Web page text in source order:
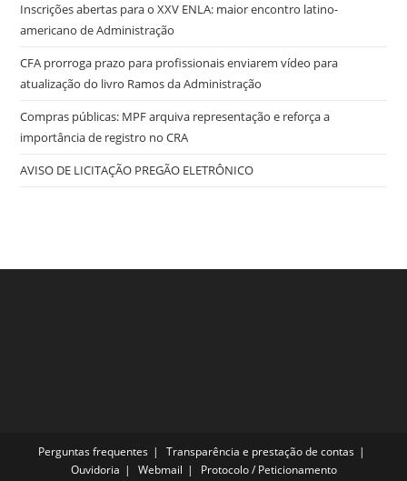
Inscrições abertas para o XXV ENLA: maior encontro latino-
americano de Administração
CFA prorroga prazo para profissionais enviarem vídeo para
atualização do livro Ramos da Administração
Compras públicas: MPF arquiva representação e reforça a
importância de registro no CRA
AVISO DE LICITAÇÃO PREGÃO ELETRÔNICO
Perguntas frequentes
Transparência e prestação de contas
Ouvidoria
Webmail Protocolo / Peticionamento